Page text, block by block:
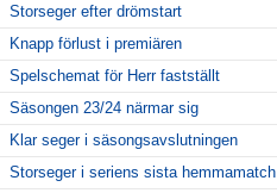
Storseger efter drömstart
Knapp förlust i premiären
Spelschemat för Herr fastställt
Säsongen 23/24 närmar sig
Klar seger i säsongsavslutningen
Storseger i seriens sista hemmamatch